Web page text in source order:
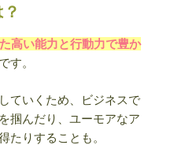
高い能力と行動力で豊か
です。
ていくため、ビジネスで
掴んだり、ユーモアなア
たりすることも。